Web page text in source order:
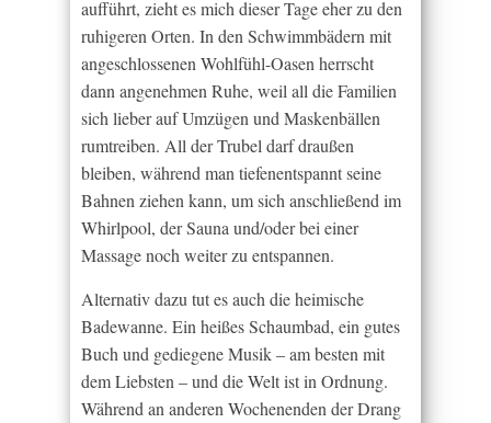
aufführt, zieht es mich dieser Tage eher zu den
ruhigeren Orten. In den Schwimmbädern mit
angeschlossenen Wohlfühl-Oasen herrscht
dann angenehmen Ruhe, weil all die Familien
sich lieber auf Umzügen und Maskenbällen
rumtreiben. All der Trubel darf draußen
bleiben, während man tiefenentspannt seine
Bahnen ziehen kann, um sich anschließend im
Whirlpool, der Sauna und/oder bei einer
Massage noch weiter zu entspannen.
Alternativ dazu tut es auch die heimische
Badewanne. Ein heißes Schaumbad, ein gutes
Buch und gediegene Musik – am besten mit
dem Liebsten – und die Welt ist in Ordnung.
Während an anderen Wochenenden der Drang